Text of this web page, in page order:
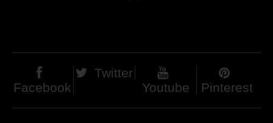
s
Facebook
Twitter
Youtube
Pinterest